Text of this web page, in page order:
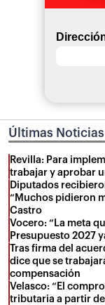
Últimas Noticias
Revilla: Para
trabajar y aprobar
Diputados
“Muchos pidieron
Castro
Vocero: “La meta
Presupuesto 2027
Tras firma del
dice que se
compensación
Velasco: “El
tributaria a partir